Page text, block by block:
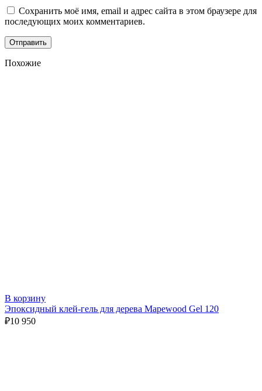
Сохранить моё имя, email и адрес сайта в этом браузере для
последующих моих комментариев.
Похожие
В корзину
Эпоксидный клей-гель для дерева Mapewood Gel 120
₽10 950